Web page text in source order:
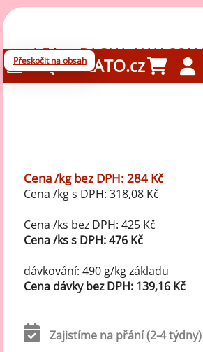
Přeskočit na obsahGELATO.cz
1,5 kg - BAGNA
ROSSI
Cena /kg bez DPH: 284 Kč
Cena /kg s DPH: 318,08 Kč
Cena /ks bez DPH: 425 Kč
Cena /ks s DPH: 476 Kč
dávkování: 490 g/kg základu
Cena dávky bez DPH: 139,16 Kč
Zajistíme na přání (2-4 týdny)